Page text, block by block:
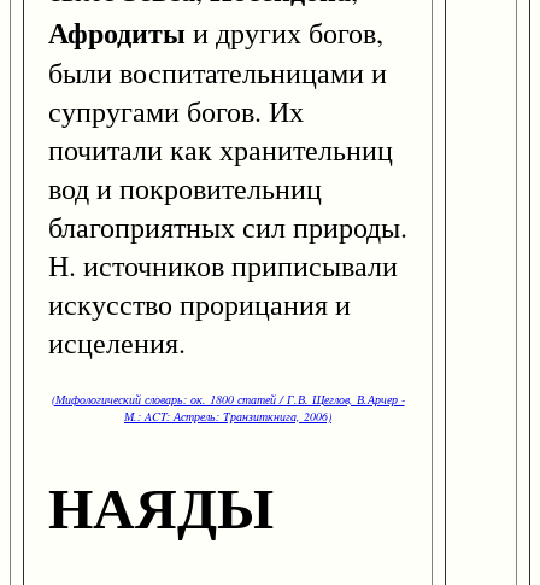
Афродиты и других богов,
были воспитательницами и
супругами богов. Их
почитали как хранительниц
вод и покровительниц
благоприятных сил природы.
Н. источников приписывали
искусство прорицания и
исцеления.
(Мифологический словарь: ок. 1800 статей / Г.В. Щеглов, В.Арчер -
М.: ACT: Астрель: Транзиткнига, 2006)
НАЯДЫ